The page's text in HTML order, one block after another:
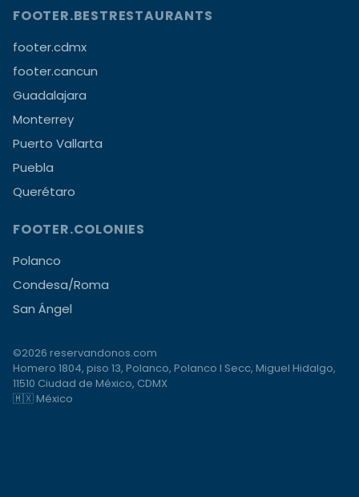
FOOTER.BESTRESTAURANTS
footer.cdmx
footer.cancun
Guadalajara
Monterrey
Puerto Vallarta
Puebla
Querétaro
FOOTER.COLONIES
Polanco
Condesa/Roma
San Ángel
©2026 reservandonos.com
Homero 1804, piso 13, Polanco, Polanco I Secc, Miguel Hidalgo,
11510 Ciudad de México, CDMX
🇲🇽 México